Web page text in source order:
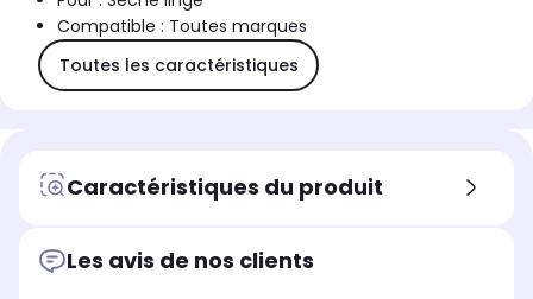
Compatible : Toutes marques
Toutes les caractéristiques
Caractéristiques du produit
Les avis de nos clients